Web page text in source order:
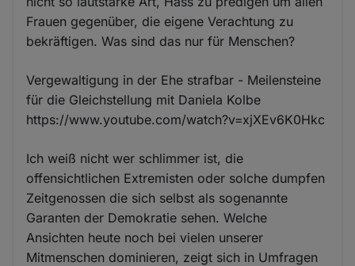
Frauen gegenüber, die eigene Verachtung zu
bekräftigen. Was sind das nur für Menschen?
Vergewaltigung in der Ehe strafbar - Meilensteine
für die Gleichstellung mit Daniela Kolbe
https://www.youtube.com/watch?v=xjXEv6K0Hkc
Ich weiß nicht wer schlimmer ist, die
offensichtlichen Extremisten oder solche dumpfen
Zeitgenossen die sich selbst als sogenannte
Garanten der Demokratie sehen. Welche
Ansichten heute noch bei vielen unserer
Mitmenschen dominieren, zeigt sich in Umfragen